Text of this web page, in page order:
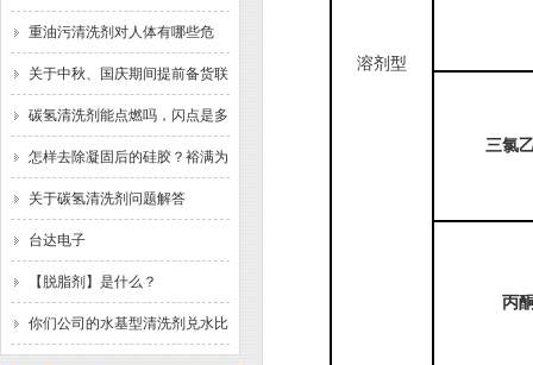
清洗什么污垢？已解决。
重油污清洗剂对人体有哪些危
害？裕满为你解答
关于中秋、国庆期间提前备货联
络函
碳氢清洗剂能点燃吗，闪点是多
少？已解答
怎样去除凝固后的硅胶？裕满为
你解答
关于碳氢清洗剂问题解答
台达电子
【脱脂剂】是什么？
你们公司的水基型清洗剂兑水比
溶剂型
三氯
丙